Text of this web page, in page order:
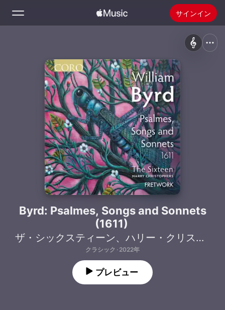
サインイン
ホーム
新着おすすめ
ラジオ
Apple Musicをインストール
Byrd: Psalmes, Songs and Sonnets
(1611)
ザ・シックスティーン、 ハリー・クリストファーズ
クラシック · 2022年
プレビュー